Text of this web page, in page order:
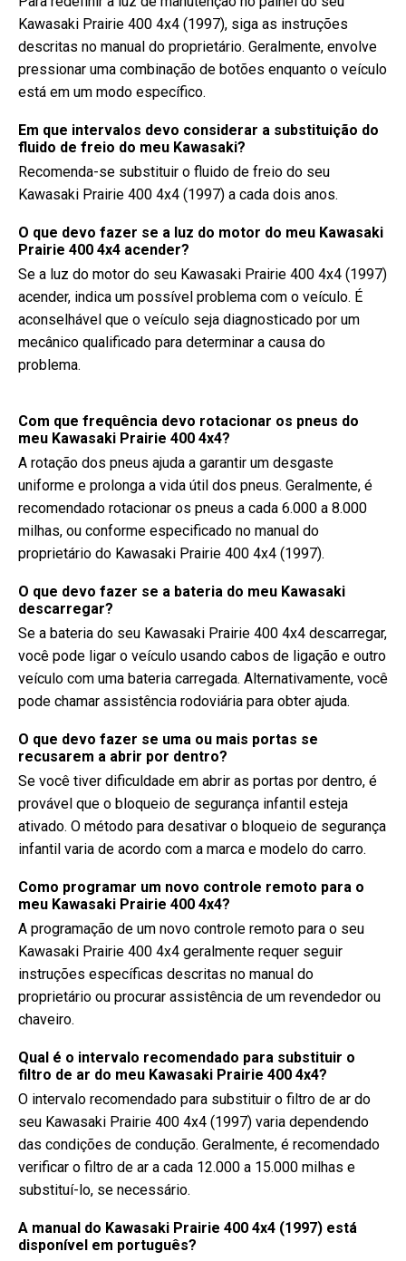
Kawasaki Prairie 400 4x4 (1997), siga as instruções
descritas no manual do proprietário. Geralmente, envolve
pressionar uma combinação de botões enquanto o veículo
está em um modo específico.
Em que intervalos devo considerar a substituição do
fluido de freio do meu Kawasaki?
Recomenda-se substituir o fluido de freio do seu
Kawasaki Prairie 400 4x4 (1997) a cada dois anos.
O que devo fazer se a luz do motor do meu Kawasaki
Prairie 400 4x4 acender?
Se a luz do motor do seu Kawasaki Prairie 400 4x4 (1997)
acender, indica um possível problema com o veículo. É
aconselhável que o veículo seja diagnosticado por um
mecânico qualificado para determinar a causa do
problema.
Com que frequência devo rotacionar os pneus do
meu Kawasaki Prairie 400 4x4?
A rotação dos pneus ajuda a garantir um desgaste
uniforme e prolonga a vida útil dos pneus. Geralmente, é
recomendado rotacionar os pneus a cada 6.000 a 8.000
milhas, ou conforme especificado no manual do
proprietário do Kawasaki Prairie 400 4x4 (1997).
O que devo fazer se a bateria do meu Kawasaki
descarregar?
Se a bateria do seu Kawasaki Prairie 400 4x4 descarregar,
você pode ligar o veículo usando cabos de ligação e outro
veículo com uma bateria carregada. Alternativamente, você
pode chamar assistência rodoviária para obter ajuda.
O que devo fazer se uma ou mais portas se
recusarem a abrir por dentro?
Se você tiver dificuldade em abrir as portas por dentro, é
provável que o bloqueio de segurança infantil esteja
ativado. O método para desativar o bloqueio de segurança
infantil varia de acordo com a marca e modelo do carro.
Como programar um novo controle remoto para o
meu Kawasaki Prairie 400 4x4?
A programação de um novo controle remoto para o seu
Kawasaki Prairie 400 4x4 geralmente requer seguir
instruções específicas descritas no manual do
proprietário ou procurar assistência de um revendedor ou
chaveiro.
Qual é o intervalo recomendado para substituir o
filtro de ar do meu Kawasaki Prairie 400 4x4?
O intervalo recomendado para substituir o filtro de ar do
seu Kawasaki Prairie 400 4x4 (1997) varia dependendo
das condições de condução. Geralmente, é recomendado
verificar o filtro de ar a cada 12.000 a 15.000 milhas e
substituí-lo, se necessário.
A manual do Kawasaki Prairie 400 4x4 (1997) está
disponível em português?